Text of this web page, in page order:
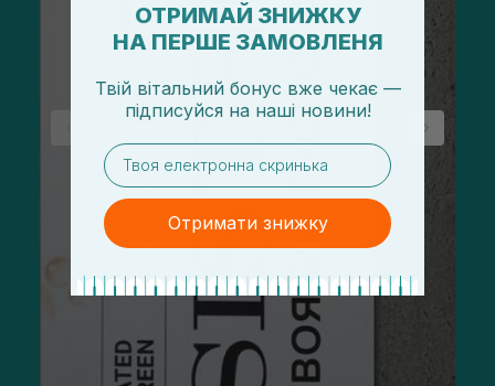
ОТРИМАЙ ЗНИЖКУ
НА ПЕРШЕ ЗАМОВЛЕНЯ
Твій вітальний бонус вже чекає —
підписуйся на наші новини!
email
Отримати знижку